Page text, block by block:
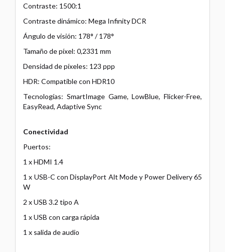
Contraste: 1500:1
Contraste dinámico: Mega Infinity DCR
Ángulo de visión: 178° / 178°
Tamaño de píxel: 0,2331 mm
Densidad de píxeles: 123 ppp
HDR: Compatible con HDR10
Tecnologías: SmartImage Game, LowBlue, Flicker-Free,
EasyRead, Adaptive Sync
Conectividad
Puertos:
1 x HDMI 1.4
1 x USB-C con DisplayPort Alt Mode y Power Delivery 65
W
2 x USB 3.2 tipo A
1 x USB con carga rápida
1 x salida de audio